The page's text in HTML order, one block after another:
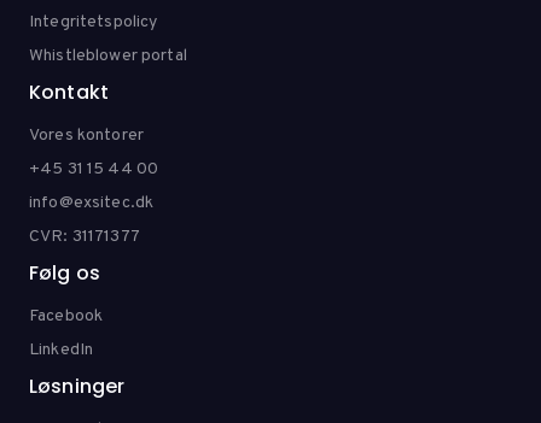
Integritetspolicy
Whistleblower portal
Kontakt
Vores kontorer
+45 31 15 44 00
info@exsitec.dk
CVR: 31171377
Følg os
Facebook
LinkedIn
Løsninger